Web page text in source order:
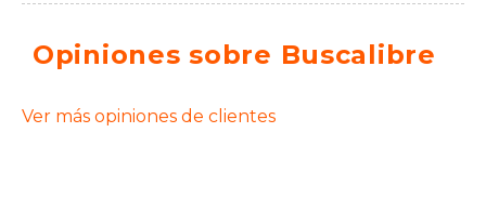
Opiniones sobre Buscalibre
Ver más opiniones de clientes